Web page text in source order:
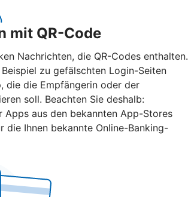
mit QR-Code
Nachrichten, die QR-Codes enthalten.
zu gefälschten Login-Seiten
die die Empfängerin oder der
soll. Beachten Sie deshalb:
Apps aus den bekannten App-Stores
die Ihnen bekannte Online-Banking-